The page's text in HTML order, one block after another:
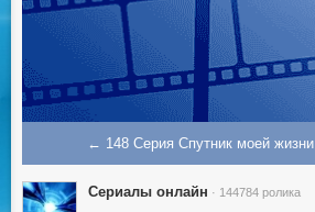
← 148 Серия Спутник моей жизни
Сериалы онлайн · 144784 ролика